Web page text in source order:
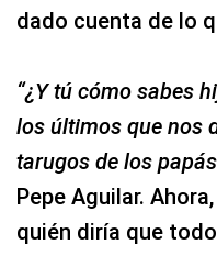
dado cuenta de lo
“¿Y tú cómo sabes
los últimos que nos
tarugos de los
Pepe Aguilar.
quién diría que